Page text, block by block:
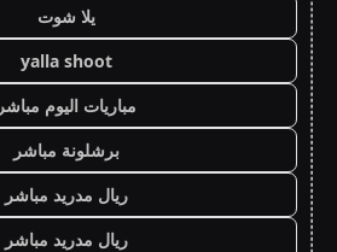
يلا شوت
yalla shoot
مباريات اليوم مباشر
برشلونة مباشر
ريال مدريد مباشر
ريال مدريد مباشر